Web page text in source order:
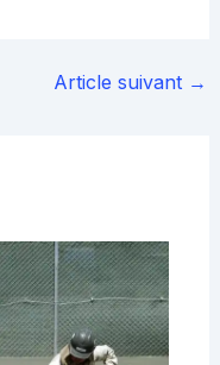
Article suivant →